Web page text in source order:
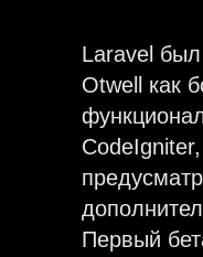
Laravel
Otwell как
Первый